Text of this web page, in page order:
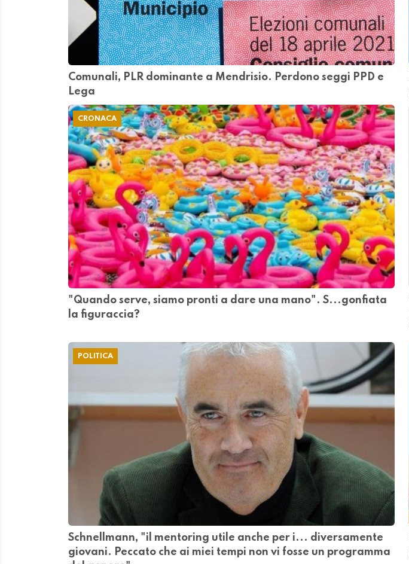
Comunali, PLR dominante a Mendrisio. Perdono seggi PPD e
Lega
CRONACA
"Quando serve, siamo pronti a dare una mano". S...gonfiata
la figuraccia?
POLITICA
Schnellmann, "il mentoring utile anche per i... diversamente
giovani. Peccato che ai miei tempi non vi fosse un programma